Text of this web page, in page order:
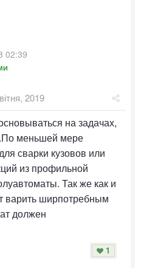
02:39
2019
на задачах,
меньшей мере
сварки кузовов или
из профильной
Так же как и
варить ширпотребным
должен
1